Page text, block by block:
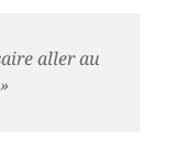
aller au